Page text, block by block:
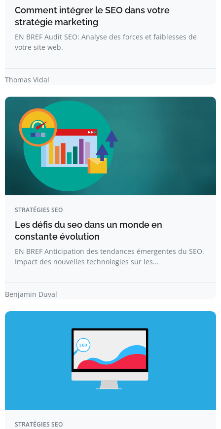
Comment intégrer le SEO dans votre
stratégie marketing
EN BREF Audit SEO: Analyse des forces et faiblesses de
votre site web.
Thomas Vidal
STRATÉGIES SEO
Les défis du seo dans un monde en
constante évolution
EN BREF Anticipation des tendances émergentes du SEO.
Impact des nouvelles technologies sur les…
Benjamin Duval
STRATÉGIES SEO